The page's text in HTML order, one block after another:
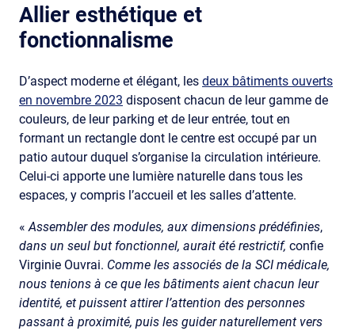
Allier esthétique et
fonctionnalisme
D’aspect moderne et élégant, les deux bâtiments ouverts
en novembre 2023 disposent chacun de leur gamme de
couleurs, de leur parking et de leur entrée, tout en
formant un rectangle dont le centre est occupé par un
patio autour duquel s’organise la circulation intérieure.
Celui-ci apporte une lumière naturelle dans tous les
espaces, y compris l’accueil et les salles d’attente.
«Assembler des modules, aux dimensions prédéfinies,
dans un seul but fonctionnel, aurait été restrictif, confie
Virginie Ouvrai. Comme les associés de la SCI médicale,
nous tenions à ce que les bâtiments aient chacun leur
identité, et puissent attirer l’attention des personnes
passant à proximité, puis les guider naturellement vers